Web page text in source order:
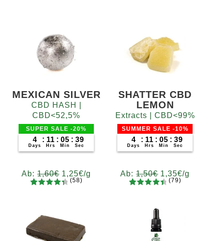
MEXICAN SILVER
CBD HASH |
CBD<52,5%
SUPER SALE -20%
4
Days
: 11
Hrs
: 05
Min
: 38
Sec
Ab:1,60€ 1,25€/g
von 5,
basieren
d auf
(58)
SHATTER CBD
LEMON
Extracts | CBD<99%
SUMMER SALE -10%
4
Days
: 11
Hrs
: 05
Min
: 38
Sec
Ab:1,50€ 1,35€/g
von 5,
basieren
d auf
(79)